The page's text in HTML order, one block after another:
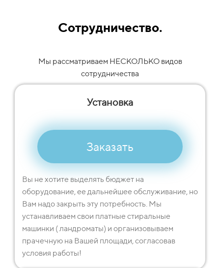
Сотрудничество.
Мы рассматриваем НЕСКОЛЬКО видов
сотрудничества
Установка
Заказать
Вы не хотите выделять бюджет на
оборудование, ее дальнейшее обслуживание, но
Вам надо закрыть эту потребность. Мы
устанавливаем свои платные стиральные
машинки ( ландроматы) и организовываем
прачечную на Вашей площади, согласовав
условия работы!